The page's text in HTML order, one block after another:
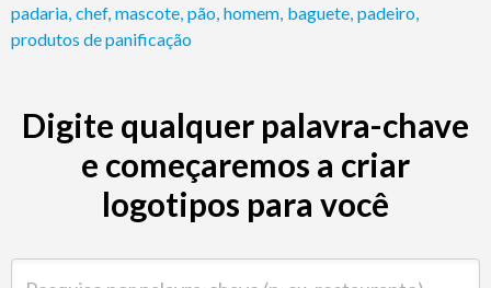
padaria chef, mascote pão homem baguete padeiro
produtos de panificação
Digite qualquer palavra-chave
e começaremos a criar
logotipos para você